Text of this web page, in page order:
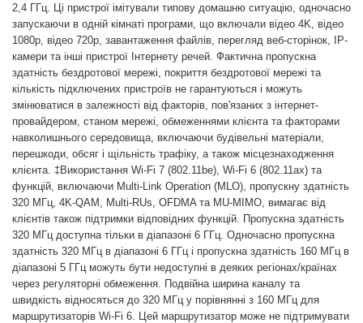
2,4 ГГц. Ці пристрої імітували типову домашню ситуацію, одночасно
запускаючи в одній кімнаті програми, що включали відео 4K, відео
1080p, відео 720p, завантаження файлів, перегляд веб-сторінок, IP-
камери та інші пристрої Інтернету речей. Фактична пропускна
здатність бездротової мережі, покриття бездротової мережі та
кількість підключених пристроїв не гарантуються і можуть
змінюватися в залежності від факторів, пов'язаних з інтернет-
провайдером, станом мережі, обмеженнями клієнта та факторами
навколишнього середовища, включаючи будівельні матеріали,
перешкоди, обсяг і щільність трафіку, а також місцезнаходження
клієнта. ‡Використання Wi-Fi 7 (802.11be), Wi-Fi 6 (802.11ax) та
функцій, включаючи Multi-Link Operation (MLO), пропускну здатність
320 МГц, 4K-QAM, Multi-RUs, OFDMA та MU-MIMO, вимагає від
клієнтів також підтримки відповідних функцій. Пропускна здатність
320 МГц доступна тільки в діапазоні 6 ГГц. Одночасно пропускна
здатність 320 МГц в діапазоні 6 ГГц і пропускна здатність 160 МГц в
діапазоні 5 ГГц можуть бути недоступні в деяких регіонах/країнах
через регуляторні обмеження. Подвійна ширина каналу та
швидкість відносяться до 320 МГц у порівнянні з 160 МГц для
маршрутизаторів Wi-Fi 6. Цей маршрутизатор може не підтримувати